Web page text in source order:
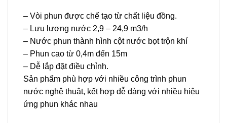
– Vòi phun được chế tạo từ chất liệu đồng.
– Lưu lượng nước 2,9 – 24,9 m3/h
– Nước phun thành hình cột nước bọt trộn khí
– Phun cao từ 0,4m đến 15m
– Dễ lắp đặt điều chỉnh.
Sản phẩm phù hợp với nhiều công trình phun
nước nghệ thuật, kết hợp dễ dàng với nhiều hiệu
ứng phun khác nhau